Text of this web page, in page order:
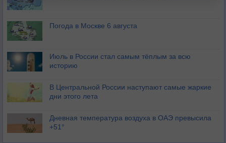
Погода в Москве 6 августа
Июль в России стал самым тёплым за всю
историю
В Центральной России наступают самые жаркие
дни этого лета
Дневная температура воздуха в ОАЭ превысила
+51°